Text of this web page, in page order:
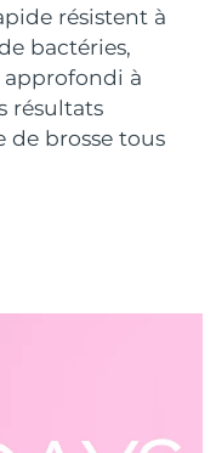
résistent à
bactéries,
approfondi à
résultats
de brosse tous